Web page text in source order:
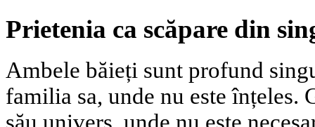
Prietenia ca scăpare din
Ambele băieți sunt profund
familia sa, unde nu este înțeles.